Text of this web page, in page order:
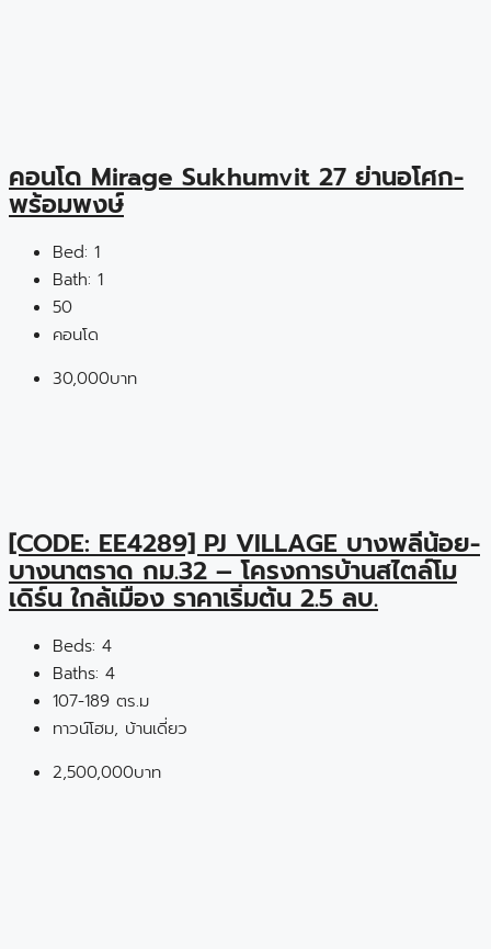
คอนโด Mirage Sukhumvit 27 ย่านอโศก-
พร้อมพงษ์
Bed: 1
Bath: 1
50
คอนโด
30,000บาท
[CODE: EE4289] PJ VILLAGE บางพลีน้อย-
บางนาตราด กม.32 – โครงการบ้านสไตล์โม
เดิร์น ใกล้เมือง ราคาเริ่มต้น 2.5 ลบ.
Beds: 4
Baths: 4
107-189 ตร.ม
ทาวน์โฮม, บ้านเดี่ยว
2,500,000บาท